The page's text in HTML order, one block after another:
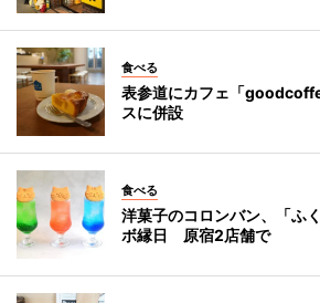
食べる
表参道にカフェ「
スに併設
食べる
洋菓子のコロンバン、「ふ
ボ縁日 原宿2店舗で